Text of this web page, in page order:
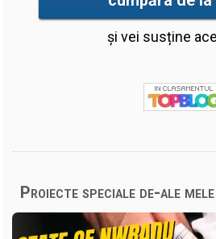
și vei susține
Proiecte speciale de-ale mele